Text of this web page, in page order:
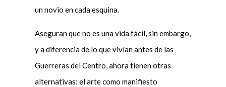
un novio en cada esquina.
Aseguran que no es una vida fácil, sin embargo,
y a diferencia de lo que vivían antes de las
Guerreras del Centro, ahora tienen otras
alternativas: el arte como manifiesto